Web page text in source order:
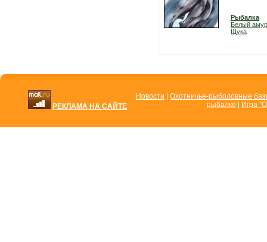
Рыбалка
Белый амур
Щука
РЕКЛАМА НА САЙТЕ
Новости
Охотничье-рыболовные
рыбалке
Игра